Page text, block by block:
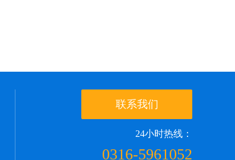
联系我们
24小时热线：
0316-5961052